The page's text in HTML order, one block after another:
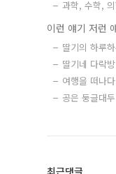
과학, 수학,
이런 얘기 저런
딸기의 하루
딸기네 다락방
여행을 떠나다
공은 둥글대두
최근댓글